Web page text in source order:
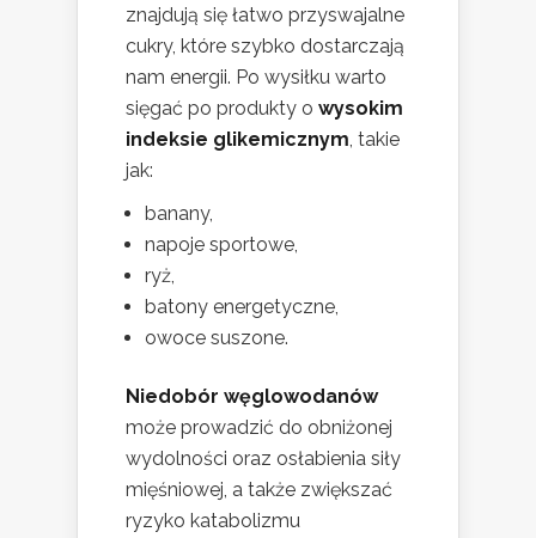
znajdują się łatwo przyswajalne
cukry, które szybko dostarczają
nam energii. Po wysiłku warto
sięgać po produkty o wysokim
indeksie glikemicznym , takie
jak:
banany,
napoje sportowe,
ryż,
batony energetyczne,
owoce suszone.
Niedobór węglowodanów
może prowadzić do obniżonej
wydolności oraz osłabienia siły
mięśniowej, a także zwiększać
ryzyko katabolizmu